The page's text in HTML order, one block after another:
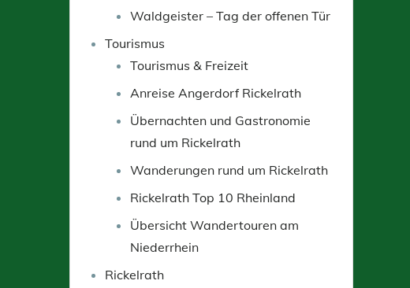
Waldgeister – Tag der offenen Tür
Tourismus
Tourismus & Freizeit
Anreise Angerdorf Rickelrath
Übernachten und Gastronomie
rund um Rickelrath
Wanderungen rund um Rickelrath
Rickelrath Top 10 Rheinland
Übersicht Wandertouren am
Niederrhein
Rickelrath